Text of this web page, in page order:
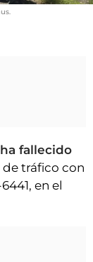
fallecido
tráfico con
en el